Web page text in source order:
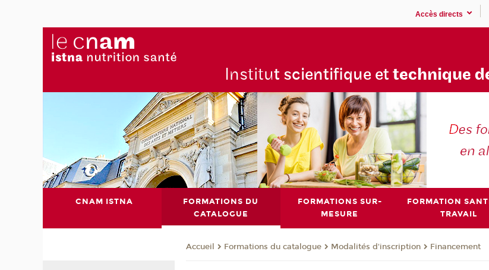
Accès directs
Institut scientifique et technique
CNAM ISTNA
FORMATIONS DU
CATALOGUE
FORMATIONS SUR-
MESURE
FORMATION
TRAVAIL
Accueil Formations du catalogue Modalités d'inscription Financement